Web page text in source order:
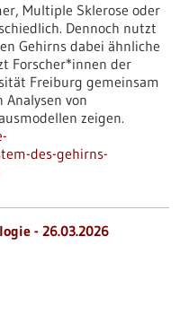
Multiple Sklerose oder
Dennoch nutzt
Gehirns dabei ähnliche
Forscher*innen der
Freiburg gemeinsam
von
zeigen.
des-gehirns-
- 26.03.2026